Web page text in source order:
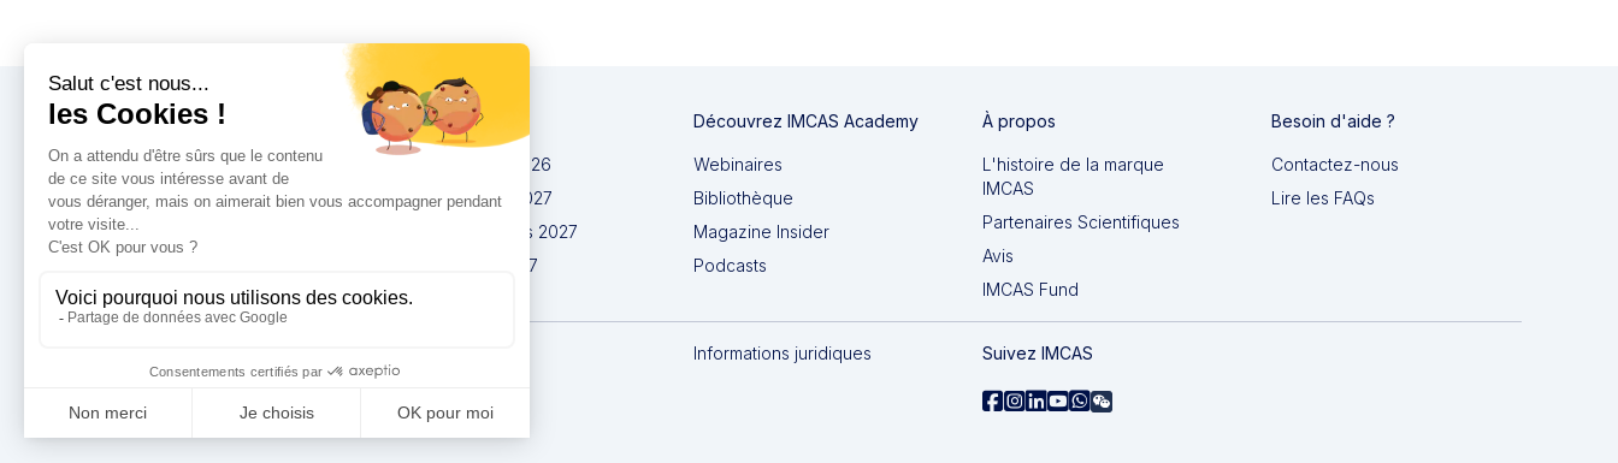
Congrès
IMCAS China 2026
IMCAS World 2027
IMCAS Americas 2027
IMCAS Asia 2027
Découvrez IMCAS Academy
Webinaires
Bibliothèque
Magazine Insider
Podcasts
À propos
L'histoire de la marque
IMCAS
Partenaires Scientifiques
Avis
IMCAS Fund
Besoin d'aide ?
Contactez-nous
Lire les FAQs
Informations juridiques Suivez IMCAS